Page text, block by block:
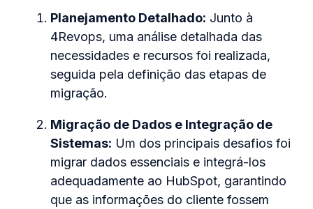
Planejamento Detalhado: Junto à
4Revops, uma análise detalhada das
necessidades e recursos foi realizada,
seguida pela definição das etapas de
migração.
Migração de Dados e Integração de
Sistemas: Um dos principais desafios foi
migrar dados essenciais e integrá-los
adequadamente ao HubSpot, garantindo
que as informações do cliente fossem